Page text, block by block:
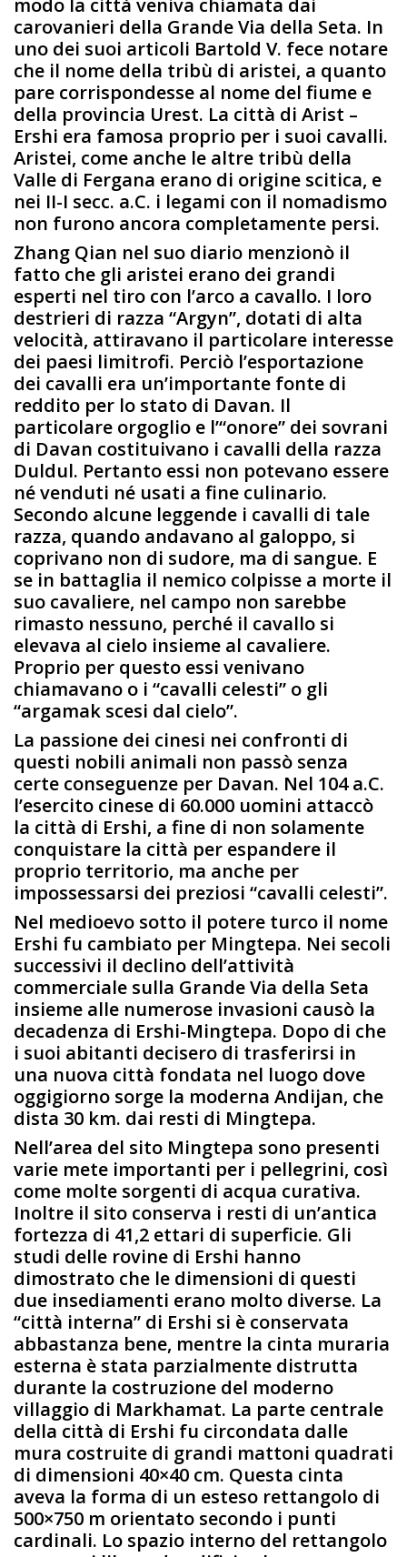
modo la città veniva chiamata dai
carovanieri della Grande Via della Seta. In
uno dei suoi articoli Bartold V. fece notare
che il nome della tribù di aristei, a quanto
pare corrispondesse al nome del fiume e
della provincia Urest. La città di Arist –
Ershi era famosa proprio per i suoi cavalli.
Aristei, come anche le altre tribù della
Valle di Fergana erano di origine scitica, e
nei II-I secc. a.C. i legami con il nomadismo
non furono ancora completamente persi.
Zhang Qian nel suo diario menzionò il
fatto che gli aristei erano dei grandi
esperti nel tiro con l’arco a cavallo. I loro
destrieri di razza “Argyn”, dotati di alta
velocità, attiravano il particolare interesse
dei paesi limitrofi. Perciò l’esportazione
dei cavalli era un’importante fonte di
reddito per lo stato di Davan. Il
particolare orgoglio e l’“onore” dei sovrani
di Davan costituivano i cavalli della razza
Duldul. Pertanto essi non potevano essere
né venduti né usati a fine culinario.
Secondo alcune leggende i cavalli di tale
razza, quando andavano al galoppo, si
coprivano non di sudore, ma di sangue. E
se in battaglia il nemico colpisse a morte il
suo cavaliere, nel campo non sarebbe
rimasto nessuno, perché il cavallo si
elevava al cielo insieme al cavaliere.
Proprio per questo essi venivano
chiamavano o i “cavalli celesti” o gli
“argamak scesi dal cielo”.
La passione dei cinesi nei confronti di
questi nobili animali non passò senza
certe conseguenze per Davan. Nel 104 a.C.
l’esercito cinese di 60.000 uomini attaccò
la città di Ershi, a fine di non solamente
conquistare la città per espandere il
proprio territorio, ma anche per
impossessarsi dei preziosi “cavalli celesti”.
Nel medioevo sotto il potere turco il nome
Ershi fu cambiato per Mingtepa. Nei secoli
successivi il declino dell’attività
commerciale sulla Grande Via della Seta
insieme alle numerose invasioni causò la
decadenza di Ershi-Mingtepa. Dopo di che
i suoi abitanti decisero di trasferirsi in
una nuova città fondata nel luogo dove
oggigiorno sorge la moderna Andijan, che
dista 30 km. dai resti di Mingtepa.
Nell’area del sito Mingtepa sono presenti
varie mete importanti per i pellegrini, così
come molte sorgenti di acqua curativa.
Inoltre il sito conserva i resti di un’antica
fortezza di 41,2 ettari di superficie. Gli
studi delle rovine di Ershi hanno
dimostrato che le dimensioni di questi
due insediamenti erano molto diverse. La
“città interna” di Ershi si è conservata
abbastanza bene, mentre la cinta muraria
esterna è stata parzialmente distrutta
durante la costruzione del moderno
villaggio di Markhamat. La parte centrale
della città di Ershi fu circondata dalle
mura costruite di grandi mattoni quadrati
di dimensioni 40×40 cm. Questa cinta
aveva la forma di un esteso rettangolo di
500×750 m orientato secondo i punti
cardinali. Lo spazio interno del rettangolo